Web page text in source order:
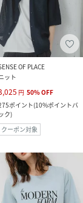
OF PLACE
ット
円 50%OFF
ポイント(10%ポイントバ
ック)
クーポン対象